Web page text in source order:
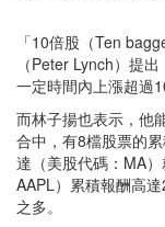
「10倍股（Ten
（Peter Lynch）提
一定時間內上漲超過
而林子揚也表示，他
合中，有8檔股票的
達（美股代碼：MA
AAPL）累積報酬高
之多。